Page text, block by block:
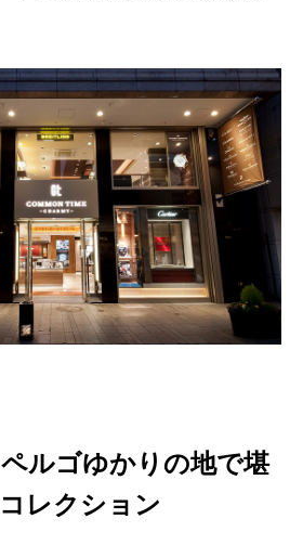
ルゴゆかりの地で堪
レクション